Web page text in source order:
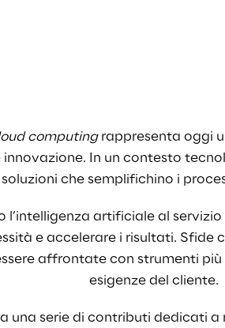
computing rappresenta oggi
I n un contesto
che semplifichino i
l’intelligenza artificiale al
e accelerare i risultati. Sfide
affrontate con strumenti
esigenze del cliente.
una serie di contributi dedicati